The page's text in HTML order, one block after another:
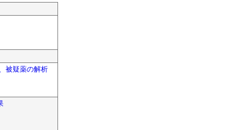
被疑薬の解析